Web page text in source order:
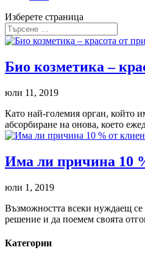
Изберете страница
Био козметика –
юли 11, 2019
Като най-големия орган, който
абсорбиране на онова, което
Има ли причина 10
юли 1, 2019
Възможността всеки нуждаещ се
решение и да поемем своята
Категории